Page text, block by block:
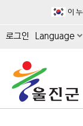
이
로그인 Language